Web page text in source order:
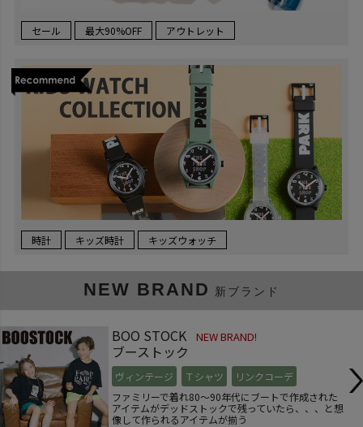
セール 最大90%OFF アウトレット
時計 キッズ時計 キッズウォッチ
NEW BRAND 新ブランド
BOO STOCK NEW BRAND!
ブーストック
ヴィンテージ Ｔシャツ
リンクコーデ
ファミリーで着れ80～90年代にブートで作成された
アイテムがデッドストックで残っていたら、、、と想
像して作られるアイテムが揃う